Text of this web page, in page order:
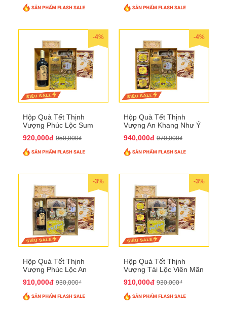
-4%
Hộp Quà Tết Thịnh
Vượng Phúc Lộc Sum
920,000đ 950,000₫
-4%
Hộp Quà Tết Thịnh
Vượng An Khang Như Ý
940,000đ 970,000₫
-3%
Hộp Quà Tết Thịnh
Vượng Phúc Lộc An
910,000đ 930,000₫
-3%
Hộp Quà Tết Thịnh
Vượng Tài Lộc Viên Mãn
910,000đ 930,000₫